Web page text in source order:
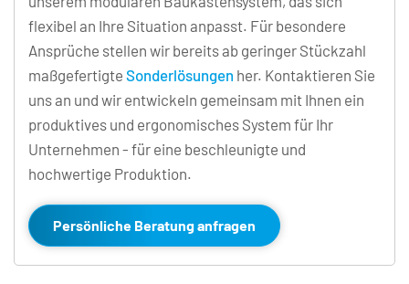
flexibel an Ihre Situation anpasst. Für besondere
Ansprüche stellen wir bereits ab geringer Stückzahl
maßgefertigte Sonderlösungen her. Kontaktieren Sie
uns an und wir entwickeln gemeinsam mit Ihnen ein
produktives und ergonomisches System für Ihr
Unternehmen - für eine beschleunigte und
hochwertige Produktion.
Persönliche Beratung anfragen